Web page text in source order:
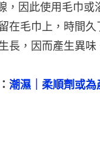
，因此使用毛巾或
在毛巾上，時間
長，因而產生異味
潮濕｜柔順劑或